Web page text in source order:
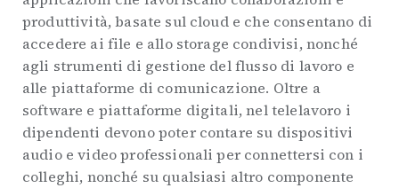
produttività, basate sul cloud e che consentano di
accedere ai file e allo storage condivisi, nonché
agli strumenti di gestione del flusso di lavoro e
alle piattaforme di comunicazione. Oltre a
software e piattaforme digitali, nel telelavoro i
dipendenti devono poter contare su dispositivi
audio e video professionali per connettersi con i
colleghi, nonché su qualsiasi altro componente